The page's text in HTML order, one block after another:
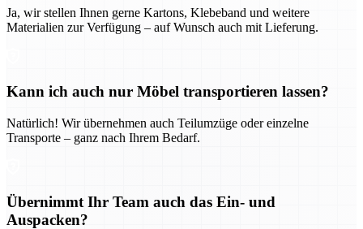
Ja, wir stellen Ihnen gerne Kartons, Klebeband und weitere
Materialien zur Verfügung – auf Wunsch auch mit Lieferung.
Kann ich auch nur Möbel transportieren lassen?
Natürlich! Wir übernehmen auch Teilumzüge oder einzelne
Transporte – ganz nach Ihrem Bedarf.
Übernimmt Ihr Team auch das Ein- und
Auspacken?